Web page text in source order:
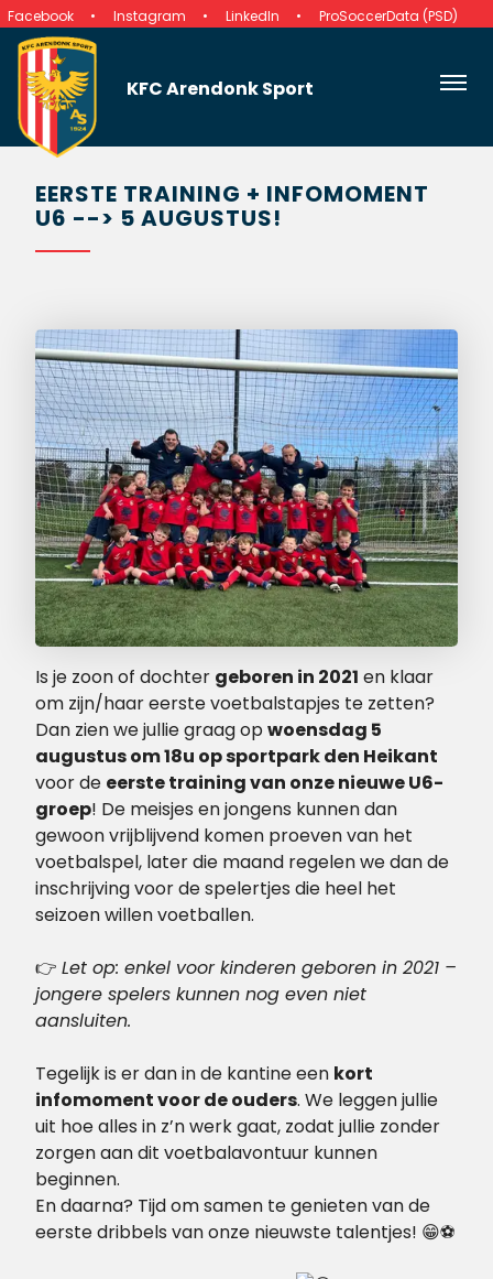
Facebook Instagram LinkedIn ProSoccerData (PSD)
KFC Arendonk Sport
EERSTE TRAINING + INFOMOMENT
U6 --> 5 AUGUSTUS!
Is je zoon of dochter geboren in 2021 en klaar
om zijn/haar eerste voetbalstapjes te zetten?
Dan zien we jullie graag opwoensdag 5
augustus om 18u op sportpark den Heikant
voor de eerste training van onze nieuwe U6-
groep! De meisjes en jongens kunnen dan
gewoon vrijblijvend komen proeven van het
voetbalspel, later die maand regelen we dan de
inschrijving voor de spelertjes die heel het
seizoen willen voetballen.
👉 Let op: enkel voor kinderen geboren in 2021 –
jongere spelers kunnen nog even niet
aansluiten.
Tegelijk is er dan in de kantine een kort
infomoment voor de ouders. We leggen jullie
uit hoe alles in z’n werk gaat, zodat jullie zonder
zorgen aan dit voetbalavontuur kunnen
beginnen.
En daarna? Tijd om samen te genieten van de
eerste dribbels van onze nieuwste talentjes! 😁⚽